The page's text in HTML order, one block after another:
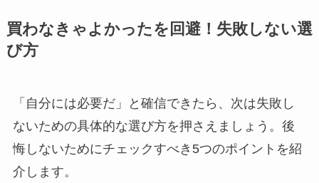
買わなきゃよかったを回避！失敗しない選
び方
「自分には必要だ」と確信できたら、次は失敗し
ないための具体的な選び方を押さえましょう。後
悔しないためにチェックすべき5つのポイントを紹
介します。